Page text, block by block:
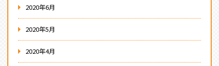
2020年6月
2020年5月
2020年4月